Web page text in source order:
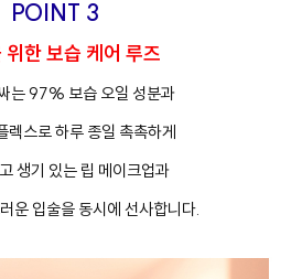
POINT 3
위한 보습 케어 루즈
는 97% 보습 오일 성분과
렉스로 하루 종일 촉촉하게
생기 있는 립 메이크업과
운 입술을 동시에 선사합니다.